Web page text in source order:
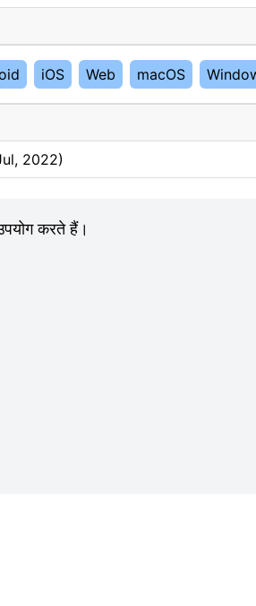
iOS Web macOS
2022)
करते हैं।